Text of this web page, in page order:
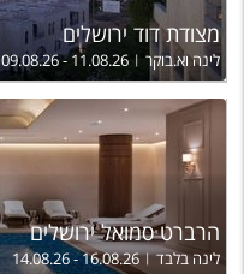
מצודת דוד ירושלים
לינה וא.בוקר 09.08.26 - 11.08.26
הרברט סמואל ירושלים
לינה בלבד 14.08.26 - 16.08.26